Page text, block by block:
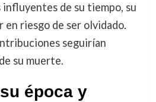
influyentes de su tiempo, su
en riesgo de ser olvidado.
seguirían
su muerte.
época y